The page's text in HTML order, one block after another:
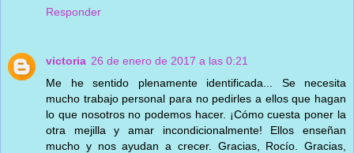
Responder
victoria 26 de enero de 2017 a las 0:21
Me he sentido plenamente identificada... Se necesita
mucho trabajo personal para no pedirles a ellos que hagan
lo que nosotros no podemos hacer. ¡Cómo cuesta poner la
otra mejilla y amar incondicionalmente! Ellos enseñan
mucho y nos ayudan a crecer. Gracias, Rocío. Gracias,